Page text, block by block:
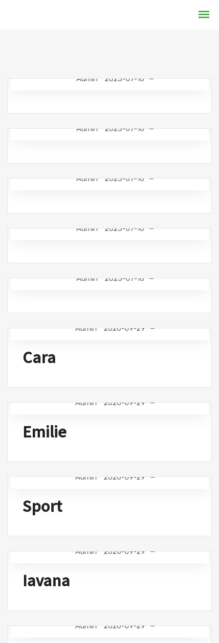
Admin 2023-07-16
Admin 2023-07-16
Admin 2023-07-16
Admin 2023-07-16
Admin 2023-07-16
Admin 2020-09-29
Cara
Admin 2020-09-29
Emilie
Admin 2020-09-29
Sport
Admin 2020-09-29
Iavana
Admin 2020-09-29